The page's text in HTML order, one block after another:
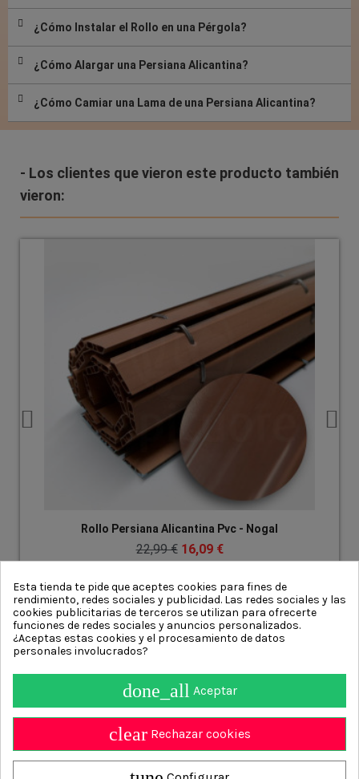
¿Cómo Instalar el Rollo en una Pérgola?
¿Cómo Alargar una Persiana Alicantina?
¿Cómo Camiar una Lama de una Persiana Alicantina?
- Los clientes que vieron este producto también
vieron:
Rollo Persiana Alicantina Pvc - Nogal
22,99 € 16,09 €
Esta tienda te pide que aceptes cookies para fines de
rendimiento, redes sociales y publicidad. Las redes sociales y las
cookies publicitarias de terceros se utilizan para ofrecerte
funciones de redes sociales y anuncios personalizados.
¿Aceptas estas cookies y el procesamiento de datos
personales involucrados?
done_all Aceptar
clear Rechazar cookies